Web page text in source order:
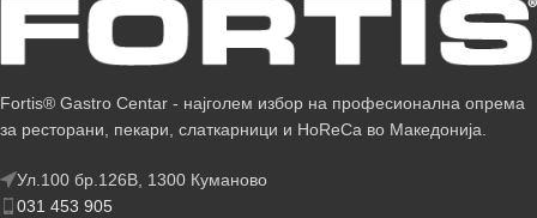
Fortis® Gastro Centar - најголем избор на професионална опрема
за ресторани, пекари, слаткарници и HoReCa во Македонија.
Ул.100 бр.126В, 1300 Куманово
031 453 905